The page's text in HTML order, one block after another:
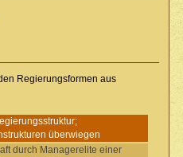
Regierungsformen aus
überwiegen
durch Managerelite einer